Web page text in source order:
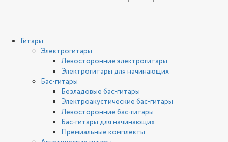
Гитары
Электрогитары
Левосторонние электрогитары
Электрогитары для начинающих
Бас-гитары
Безладовые бас-гитары
Электроакустические бас-гитары
Левосторонние бас-гитары
Бас-гитары для начинающих
Премиальные комплекты